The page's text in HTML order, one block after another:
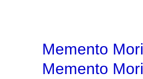
Memento Mori
Memento Mori